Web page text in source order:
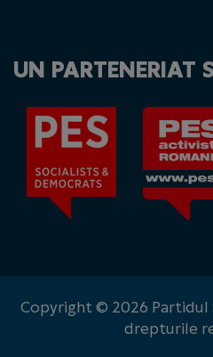
UN PARTENERIAT
Copyright © 2026 Partidul
drepturile